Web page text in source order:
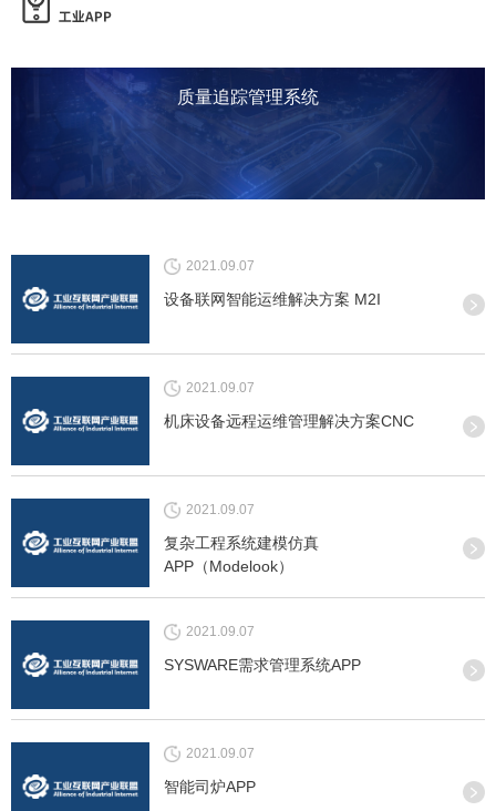
质量追踪管理系统
2021.09.07
设备联网智能运维解决方案 M2I
2021.09.07
机床设备远程运维管理解决方案CNC
2021.09.07
复杂工程系统建模仿真
APP（Modelook）
2021.09.07
SYSWARE需求管理系统APP
2021.09.07
智能司炉APP